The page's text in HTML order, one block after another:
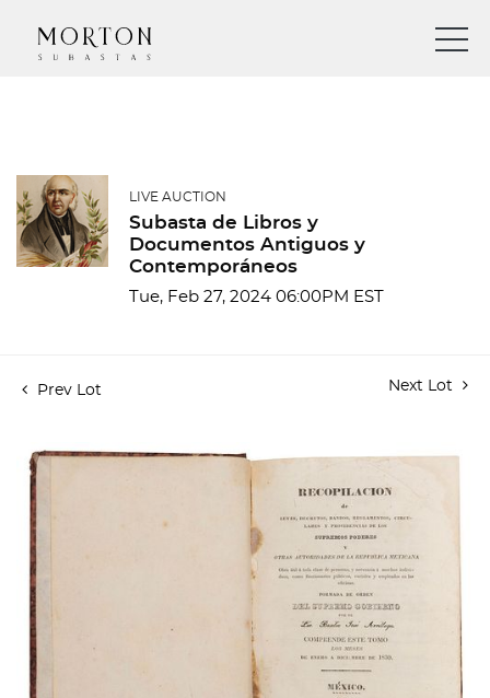
LIVE AUCTION
Subasta de Libros y
Documentos Antiguos y
Contemporáneos
Tue, Feb 27, 2024 06:00PM EST
Prev Lot Next Lot